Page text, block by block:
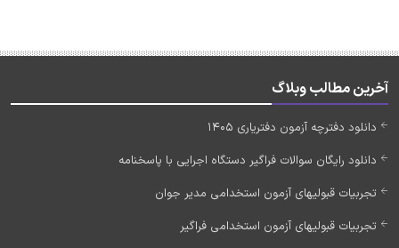
آخرین مطالب وبلاگ
دانلود دفترچه آزمون دفتریاری 1405
دانلود رایگان سوالات فراگیر دستگاه اجرایی با پاسخنامه
تجربیات قبولیهای آزمون استخدامی مدیر جوان
تجربیات قبولیهای آزمون استخدامی فراگیر